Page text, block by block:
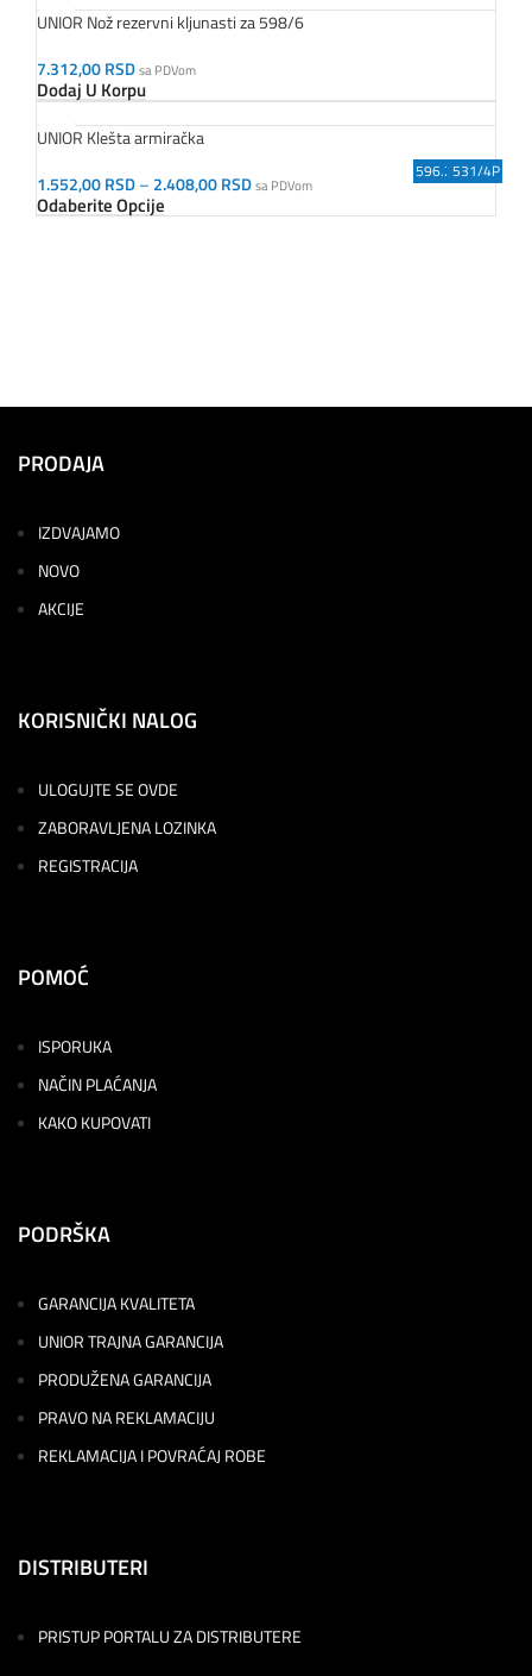
585.1/7P
596.1/7A
529/4P
62903
596PLUS/6G
596.2PLUS/7
UNIOR Nož rezervni kljunasti za 598/6
7.312,00RSDsa PDVom
Dodaj U Korpu
598.1/7
UNIOR Klešta armiračka
1.552,00RSD– 2.408,00RSDsa PDVom
Odaberite Opcije
531/4P
PRODAJA
IZDVAJAMO
NOVO
AKCIJE
KORISNIČKI NALOG
ULOGUJTE SE OVDE
ZABORAVLJENA LOZINKA
REGISTRACIJA
POMOĆ
ISPORUKA
NAČIN PLAĆANJA
KAKO KUPOVATI
PODRŠKA
GARANCIJA KVALITETA
UNIOR TRAJNA GARANCIJA
PRODUŽENA GARANCIJA
PRAVO NA REKLAMACIJU
REKLAMACIJA I POVRAĆAJ ROBE
DISTRIBUTERI
PRISTUP PORTALU ZA DISTRIBUTERE